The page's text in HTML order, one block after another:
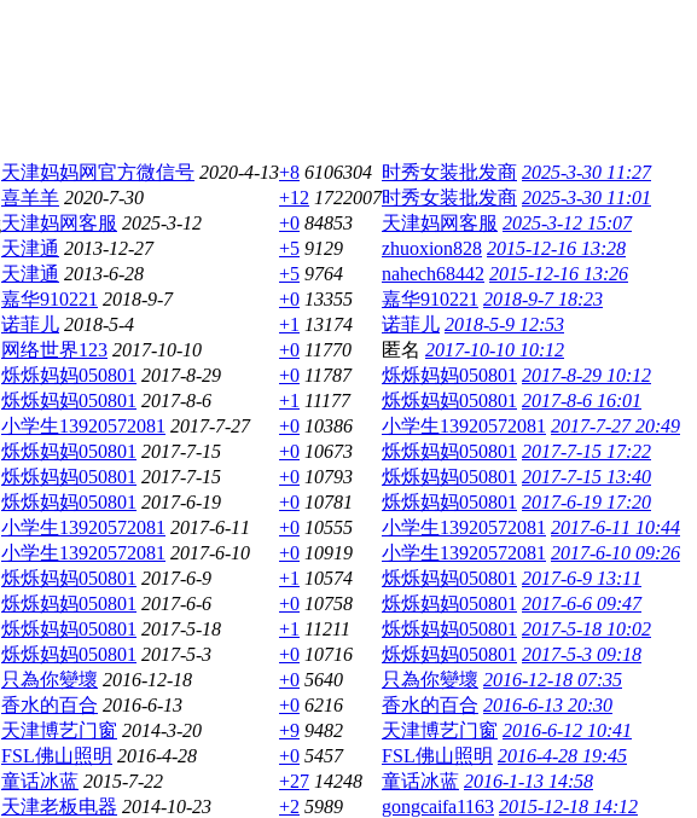
天津妈妈网官方微信号 2020-4-13+8 6106304 时秀女装批发商 2025-3-30 11:27
喜羊羊 2020-7-30 +12 1722007时秀女装批发商 2025-3-30 11:01
天津妈网客服 2025-3-12 +0 84853 天津妈网客服 2025-3-12 15:07
天津通 2013-12-27 +5 9129 zhuoxion828 2015-12-16 13:28
天津通 2013-6-28 +5 9764 nahech68442 2015-12-16 13:26
嘉华910221 2018-9-7 +0 13355 嘉华910221 2018-9-7 18:23
诺菲儿 2018-5-4 +1 13174 诺菲儿 2018-5-9 12:53
网络世界123 2017-10-10 +0 11770 匿名 2017-10-10 10:12
烁烁妈妈050801 2017-8-29 +0 11787 烁烁妈妈050801 2017-8-29 10:12
烁烁妈妈050801 2017-8-6 +1 11177 烁烁妈妈050801 2017-8-6 16:01
小学生13920572081 2017-7-27 +0 10386 小学生13920572081 2017-7-27 20:49
烁烁妈妈050801 2017-7-15 +0 10673 烁烁妈妈050801 2017-7-15 17:22
烁烁妈妈050801 2017-7-15 +0 10793 烁烁妈妈050801 2017-7-15 13:40
烁烁妈妈050801 2017-6-19 +0 10781 烁烁妈妈050801 2017-6-19 17:20
小学生13920572081 2017-6-11 +0 10555 小学生13920572081 2017-6-11 10:44
小学生13920572081 2017-6-10 +0 10919 小学生13920572081 2017-6-10 09:26
烁烁妈妈050801 2017-6-9 +1 10574 烁烁妈妈050801 2017-6-9 13:11
烁烁妈妈050801 2017-6-6 +0 10758 烁烁妈妈050801 2017-6-6 09:47
烁烁妈妈050801 2017-5-18 +1 11211 烁烁妈妈050801 2017-5-18 10:02
烁烁妈妈050801 2017-5-3 +0 10716 烁烁妈妈050801 2017-5-3 09:18
只為你變壞 2016-12-18 +0 5640 只為你變壞 2016-12-18 07:35
香水的百合 2016-6-13 +0 6216 香水的百合 2016-6-13 20:30
天津博艺门窗 2014-3-20 +9 9482 天津博艺门窗 2016-6-12 10:41
FSL佛山照明 2016-4-28 +0 5457 FSL佛山照明 2016-4-28 19:45
童话冰蓝 2015-7-22 +27 14248 童话冰蓝 2016-1-13 14:58
天津老板电器 2014-10-23 +2 5989 gongcaifa1163 2015-12-18 14:12